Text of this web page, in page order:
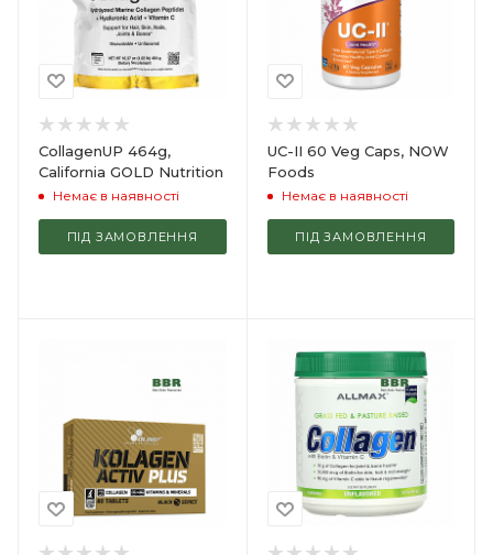
CollagenUP 464g,
California GOLD Nutrition
Немає в наявності
ПІД ЗАМОВЛЕННЯ
UC-II 60 Veg Caps, NOW
Foods
Немає в наявності
ПІД ЗАМОВЛЕННЯ